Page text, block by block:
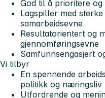
God til å prioritere og
Lagspiller med
samarbeidsevne
Resultatorientert og
gjennomføringsevne
Samfunnsengasjert
Vi tilbyr
En spennende
politikk og næringsliv
Utfordrende og